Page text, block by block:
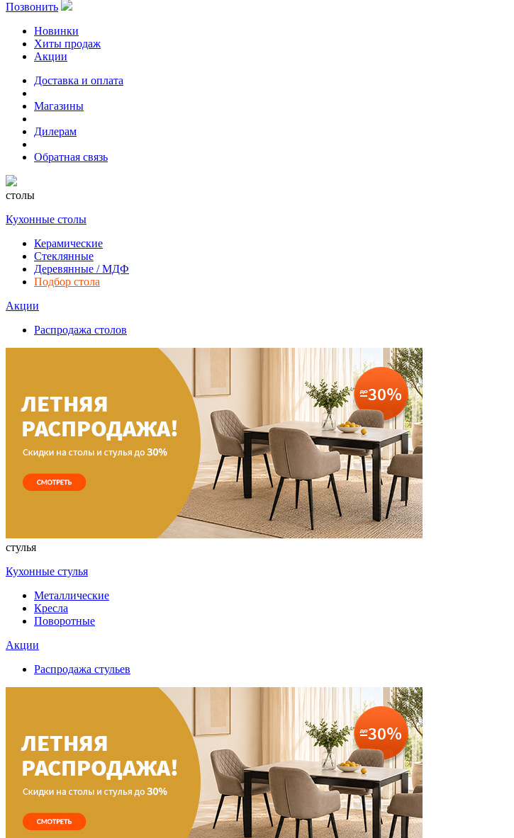
Позвонить
Новинки
Хиты продаж
Акции
Доставка и оплата
Магазины
Дилерам
Обратная связь
столы
Кухонные столы
Керамические
Стеклянные
Деревянные / МДФ
Подбор стола
Акции
Распродажа столов
стулья
Кухонные стулья
Металлические
Кресла
Поворотные
Акции
Распродажа стульев